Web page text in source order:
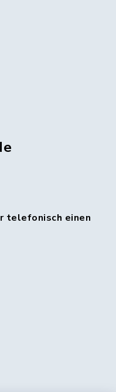
telefonisch einen